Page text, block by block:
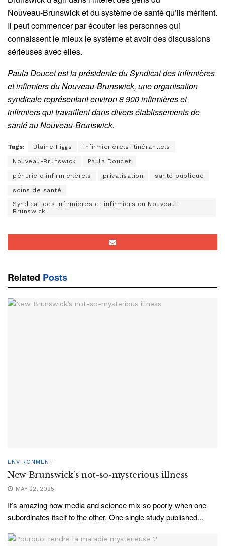
Nouveau‑Brunswick et du système de santé qu’ils méritent.
Il peut commencer par écouter les personnes qui
connaissent le mieux le système et avoir des discussions
sérieuses avec elles.
Paula Doucet est la présidente du Syndicat des infirmières
et infirmiers du Nouveau-Brunswick, une organisation
syndicale représentant environ 8 900 infirmières et
infirmiers qui travaillent dans divers établissements de
santé au Nouveau-Brunswick.
Tags: Blaine Higgs infirmier.ère.s itinérant.e.s
Nouveau-Brunswick Paula Doucet
pénurie d'infirmier.ère.s privatisation santé publique
soins de santé
Syndicat des infirmières et infirmiers du Nouveau-
Brunswick
Related Posts
ENVIRONMENT
New Brunswick’s not-so-mysterious illness
MAY 22, 2025
It’s amazing how media and science mix so poorly when one
subordinates itself to the other. One single study published...